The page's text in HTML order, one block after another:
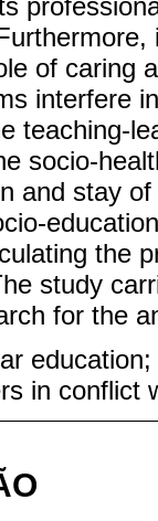
of caring
interfere
teaching-
socio-
and stay
the
study
for the
in conflict